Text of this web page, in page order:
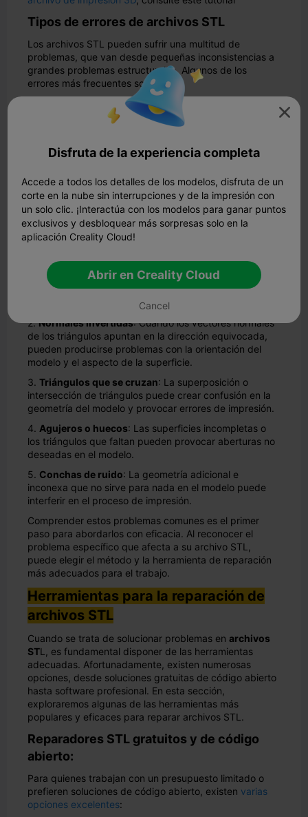
Tipos de errores de archivos STL
Los archivos STL pueden sufrir una multitud de
problemas, que van desde pequeñas inconsistencias a
grandes problemas estructurales. Algunos de los
errores más frecuentes son:
Aristas no-manifold: Se producen cuando una arista
es compartida por más de dos caras, creando
ambigüedad en la estructura del modelo.
2.Normales invertidas: Cuando los vectores normales
de los triángulos apuntan en la dirección equivocada,
pueden producirse problemas con la orientación del
modelo y el aspecto de la superficie.
3. Triángulos que se cruzan: La superposición o
intersección de triángulos puede crear confusión en la
geometría del modelo y provocar errores de impresión.
4. Agujeros o huecos: Las superficies incompletas o
los triángulos que faltan pueden provocar aberturas no
deseadas en el modelo.
5. Conchas de ruido: La geometría adicional e
inconexa que no sirve para nada en el modelo puede
interferir en el proceso de impresión.
Comprender estos problemas comunes es el primer
paso para abordarlos con eficacia. Al reconocer el
problema específico que afecta a su archivo STL,
puede elegir el método y la herramienta de reparación
más adecuados para el trabajo.
Herramientas para la reparación de
archivos STL
Cuando se trata de solucionar problemas en archivos
STL, es fundamental disponer de las herramientas
adecuadas. Afortunadamente, existen numerosas
opciones, desde soluciones gratuitas de código abierto
hasta software profesional. En esta sección,
exploraremos algunas de las herramientas más
populares y eficaces para reparar archivos STL.
Reparadores STL gratuitos y de código
abierto:
Para quienes trabajan con un presupuesto limitado o
prefieren soluciones de código abierto, existen varias
opciones excelentes:

Disfruta de la experiencia completa
Accede a todos los detalles de los modelos, disfruta de un
corte en la nube sin interrupciones y de la impresión con
un solo clic. ¡Interactúa con los modelos para ganar puntos
exclusivos y desbloquear más sorpresas solo en la
aplicación Creality Cloud!
Abrir en Creality Cloud
Cancel